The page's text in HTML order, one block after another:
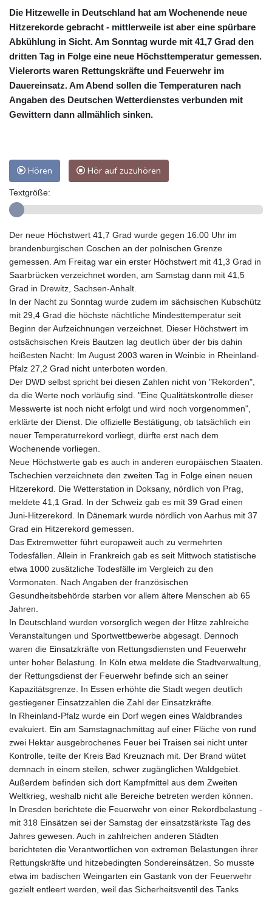
Die Hitzewelle in Deutschland hat am Wochenende neue
Hitzerekorde gebracht - mittlerweile ist aber eine spürbare
Abkühlung in Sicht. Am Sonntag wurde mit 41,7 Grad den
dritten Tag in Folge eine neue Höchsttemperatur gemessen.
Vielerorts waren Rettungskräfte und Feuerwehr im
Dauereinsatz. Am Abend sollen die Temperaturen nach
Angaben des Deutschen Wetterdienstes verbunden mit
Gewittern dann allmählich sinken.
Hören Hör auf zuzuhören
Textgröße:
Der neue Höchstwert 41,7 Grad wurde gegen 16.00 Uhr im
brandenburgischen Coschen an der polnischen Grenze
gemessen. Am Freitag war ein erster Höchstwert mit 41,3 Grad in
Saarbrücken verzeichnet worden, am Samstag dann mit 41,5
Grad in Drewitz, Sachsen-Anhalt.
In der Nacht zu Sonntag wurde zudem im sächsischen Kubschütz
mit 29,4 Grad die höchste nächtliche Mindesttemperatur seit
Beginn der Aufzeichnungen verzeichnet. Dieser Höchstwert im
ostsächsischen Kreis Bautzen lag deutlich über der bis dahin
heißesten Nacht: Im August 2003 waren in Weinbie in Rheinland-
Pfalz 27,2 Grad nicht unterboten worden.
Der DWD selbst spricht bei diesen Zahlen nicht von "Rekorden",
da die Werte noch vorläufig sind. "Eine Qualitätskontrolle dieser
Messwerte ist noch nicht erfolgt und wird noch vorgenommen",
erklärte der Dienst. Die offizielle Bestätigung, ob tatsächlich ein
neuer Temperaturrekord vorliegt, dürfte erst nach dem
Wochenende vorliegen.
Neue Höchstwerte gab es auch in anderen europäischen Staaten.
Tschechien verzeichnete den zweiten Tag in Folge einen neuen
Hitzerekord. Die Wetterstation in Doksany, nördlich von Prag,
meldete 41,1 Grad. In der Schweiz gab es mit 39 Grad einen
Juni-Hitzerekord. In Dänemark wurde nördlich von Aarhus mit 37
Grad ein Hitzerekord gemessen.
Das Extremwetter führt europaweit auch zu vermehrten
Todesfällen. Allein in Frankreich gab es seit Mittwoch statistische
etwa 1000 zusätzliche Todesfälle im Vergleich zu den
Vormonaten. Nach Angaben der französischen
Gesundheitsbehörde starben vor allem ältere Menschen ab 65
Jahren.
In Deutschland wurden vorsorglich wegen der Hitze zahlreiche
Veranstaltungen und Sportwettbewerbe abgesagt. Dennoch
waren die Einsatzkräfte von Rettungsdiensten und Feuerwehr
unter hoher Belastung. In Köln etwa meldete die Stadtverwaltung,
der Rettungsdienst der Feuerwehr befinde sich an seiner
Kapazitätsgrenze. In Essen erhöhte die Stadt wegen deutlich
gestiegener Einsatzzahlen die Zahl der Einsatzkräfte.
In Rheinland-Pfalz wurde ein Dorf wegen eines Waldbrandes
evakuiert. Ein am Samstagnachmittag auf einer Fläche von rund
zwei Hektar ausgebrochenes Feuer bei Traisen sei nicht unter
Kontrolle, teilte der Kreis Bad Kreuznach mit. Der Brand wütet
demnach in einem steilen, schwer zugänglichen Waldgebiet.
Außerdem befinden sich dort Kampfmittel aus dem Zweiten
Weltkrieg, weshalb nicht alle Bereiche betreten werden können.
In Dresden berichtete die Feuerwehr von einer Rekordbelastung -
mit 318 Einsätzen sei der Samstag der einsatzstärkste Tag des
Jahres gewesen. Auch in zahlreichen anderen Städten
berichteten die Verantwortlichen von extremen Belastungen ihrer
Rettungskräfte und hitzebedingten Sondereinsätzen. So musste
etwa im badischen Weingarten ein Gastank von der Feuerwehr
gezielt entleert werden, weil das Sicherheitsventil des Tanks